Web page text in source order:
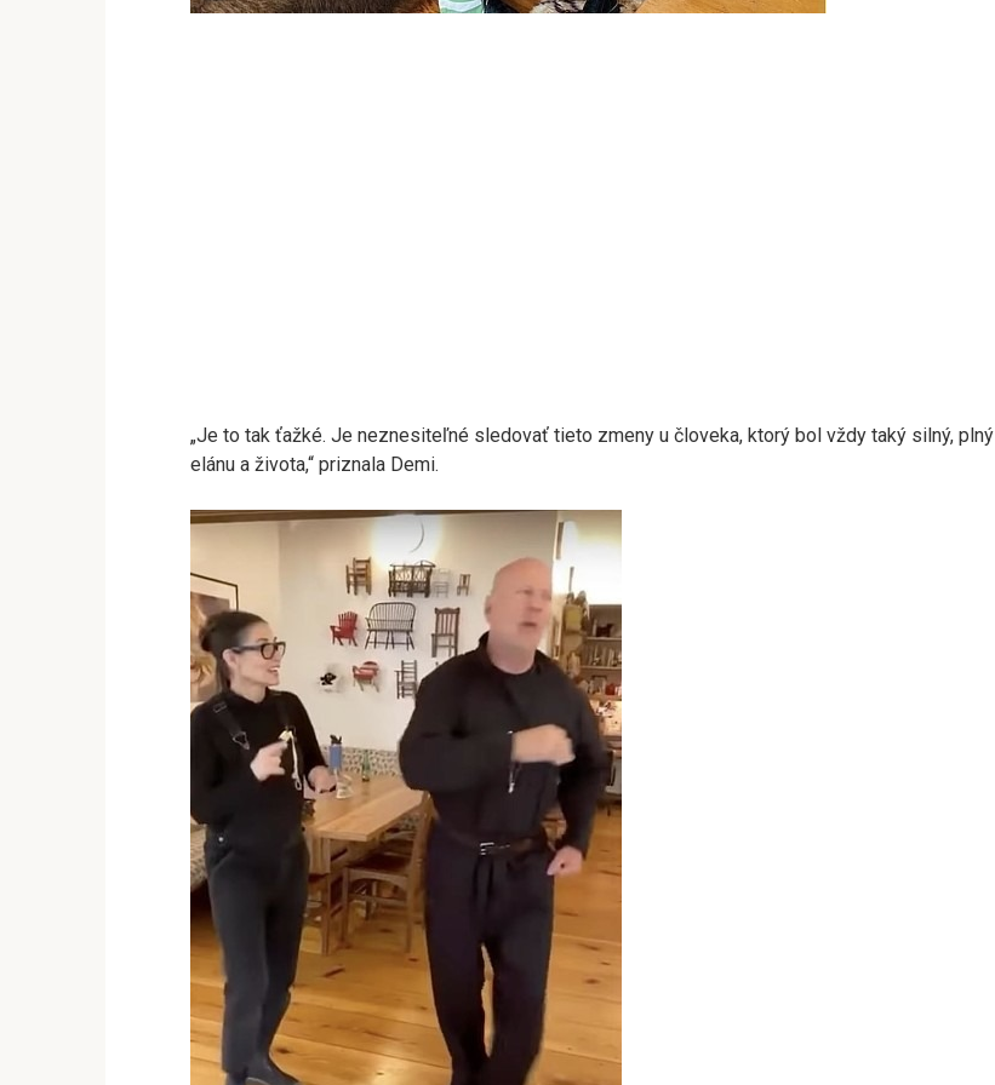
„Je to tak ťažké. Je neznesiteľné sledovať tieto zmeny u človeka, ktorý bol vždy taký silný, plný
elánu a života,“ priznala Demi.